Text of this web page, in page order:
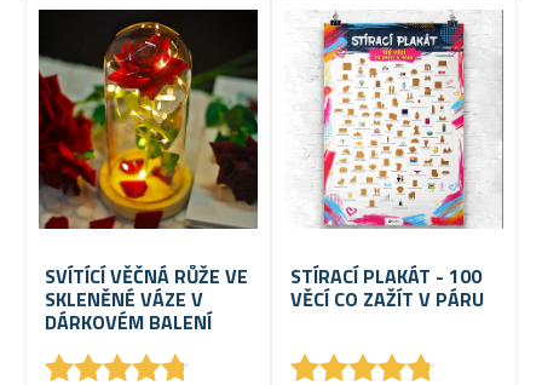
SVÍTÍCÍ VĚČNÁ RŮŽE VE
SKLENĚNÉ VÁZE V
DÁRKOVÉM BALENÍ
★★★★★
★★★★★
STÍRACÍ PLAKÁT - 100
VĚCÍ CO ZAŽÍT V PÁRU
★★★★★
★★★★★